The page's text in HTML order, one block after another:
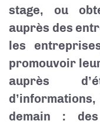
stage, ou
auprès des
les
promouvoir
auprès
demain :